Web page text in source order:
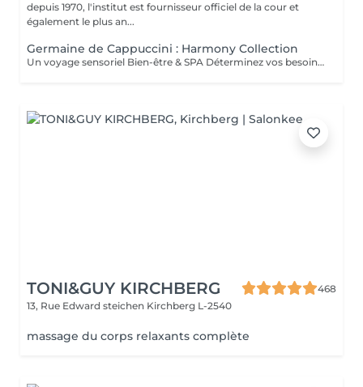
depuis 1970, l'institut est fournisseur officiel de la cour et
également le plus an...
Germaine de Cappuccini : Harmony Collection
Un voyage sensoriel Bien-être & SPA Déterminez vos besoins à l'aide des 4 huiles essentielles ACTIMOOD.Pure sensation- Balance sensation- Zen sensation- Power sensation Exfoliation du corps -massage du corps- massage du cuir chevelu si souhaité- Laissez-vous emporter dans un voyage sensoriel grâce à un soin corporel adapté à vos besoins.
TONI&GUY KIRCHBERG
468
13, Rue Edward steichen Kirchberg L-2540
massage du corps relaxants complète